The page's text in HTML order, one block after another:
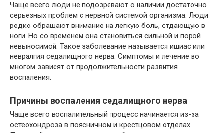
Чаще всего люди не подозревают о наличии достаточно
серьезных проблем с нервной системой организма. Люди
редко обращают внимание на легкую боль, отдающую в
ноги. Но со временем она становиться сильной и порой
невыносимой. Такое заболевание называется ишиас или
невралгия седалищного нерва. Симптомы и лечение во
многом зависят от продолжительности развития
воспаления.
Причины воспаления седалищного нерва
Чаще всего воспалительный процесс начинается из-за
остеохондроза в поясничном и крестцовом отделах.